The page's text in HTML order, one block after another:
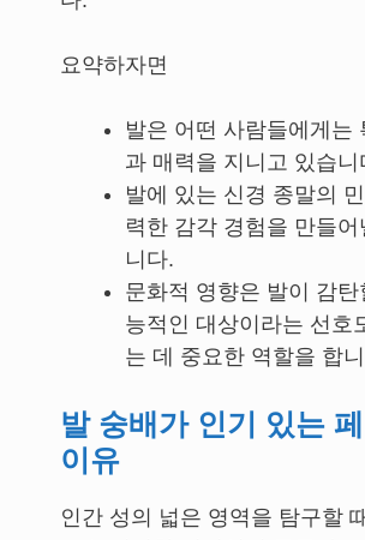
요약하자면
발은 어떤 사람들에게는
과 매력을 지니고 있습니
발에 있는 신경 종말의
력한 감각 경험을 만들어
니다.
문화적 영향은 발이 감
능적인 대상이라는 선호
는 데 중요한 역할을 합
발 숭배가 인기 있는
이유
인간 성의 넓은 영역을 탐구할